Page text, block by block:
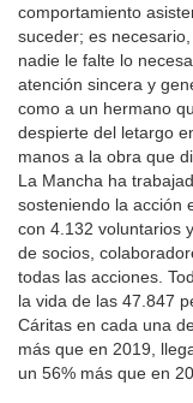
comportamiento
suceder; es
nadie le falte lo
atención sincera y
como a un hermano
despierte del letargo
manos a la obra que
La Mancha ha
sosteniendo la acción
con 4.132 voluntarios
de socios,
todas las acciones.
la vida de las 47.847
Cáritas en cada una
más que en 2019,
un 56% más que en